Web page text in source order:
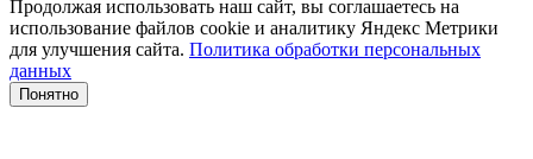
Продолжая использовать наш сайт, вы соглашаетесь на
использование файлов сооkіе и аналитику Яндекс Метрики
для улучшения сайта. Политика обработки персональных
данных
Понятно